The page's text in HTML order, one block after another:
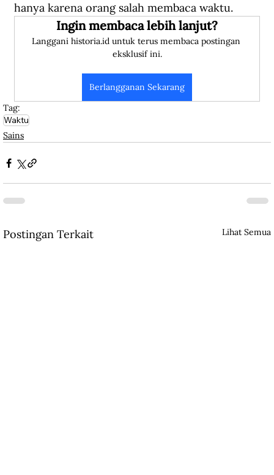
hanya karena orang salah membaca waktu.
Ingin membaca lebih lanjut?
Langgani historia.id untuk terus membaca postingan
eksklusif ini.
Berlangganan Sekarang
Tag:
Waktu
Sains
Postingan Terkait Lihat Semua